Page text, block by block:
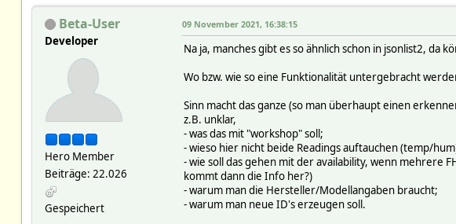
Beta-User
Developer
Hero Member
Beiträge: 22.026
Gespeichert
09 November 2021, 16:38:15
Na ja, manches gibt es so ähnlich schon in jsonlist2, da
Wo bzw. wie so eine Funktionalität untergebracht
Sinn macht das ganze (so man überhaupt einen
z.B. unklar,
- was das mit "workshop" soll;
- wieso hier nicht beide Readings auftauchen (temp/
- wie soll das gehen mit der availability, wenn mehrere
kommt dann die Info her?)
- warum man die Hersteller/Modellangaben braucht;
- warum man neue ID's erzeugen soll.